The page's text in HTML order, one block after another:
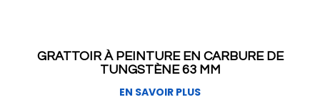
GRATTOIR À PEINTURE EN CARBURE DE
TUNGSTÈNE 63 MM
EN SAVOIR PLUS